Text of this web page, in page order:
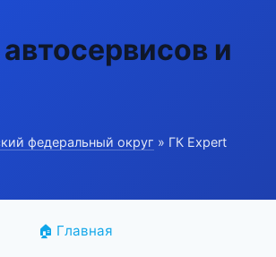
и
федеральный округ » ГК Expert
🏠 Главная